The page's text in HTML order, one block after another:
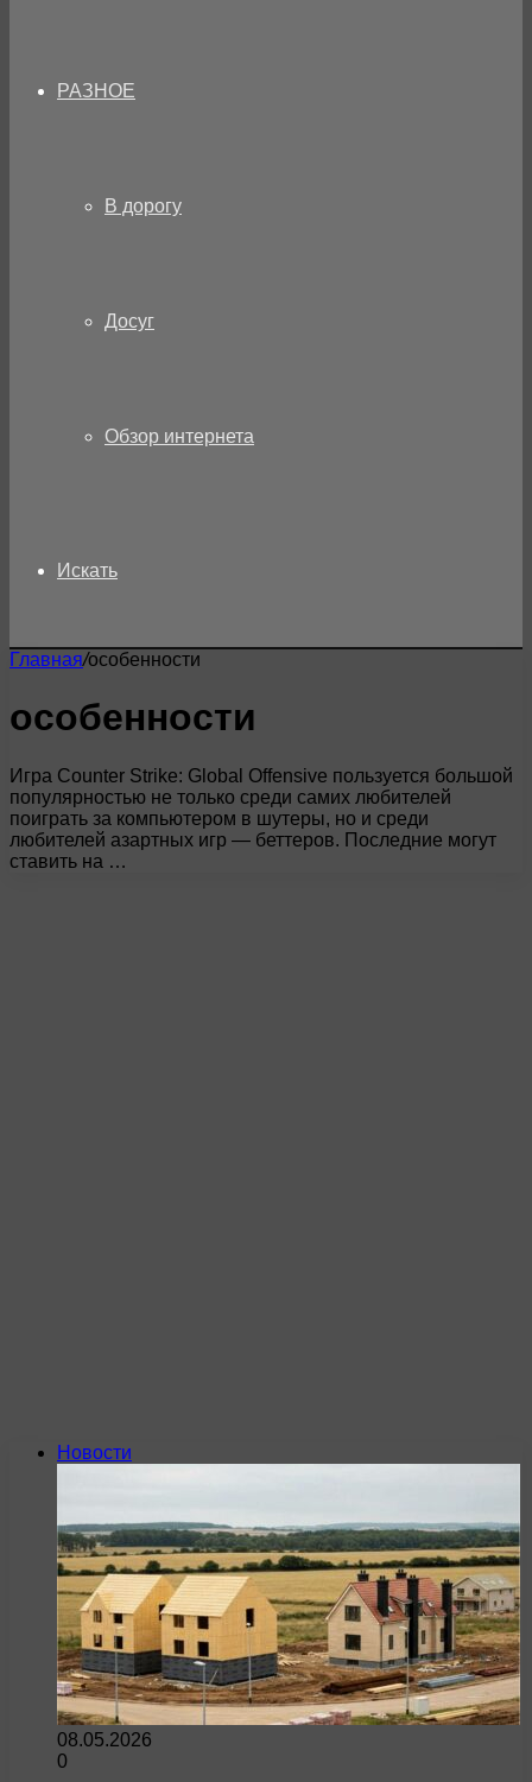
РАЗНОЕ
В дорогу
Досуг
Обзор интернета
Искать
Главная/особенности
особенности
Игра Counter Strike: Global Offensive пользуется большой
популярностью не только среди самих любителей
поиграть за компьютером в шутеры, но и среди
любителей азартных игр — беттеров. Последние могут
ставить на …
Новости
08.05.2026
0